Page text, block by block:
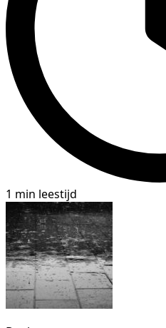
1 min leestijd